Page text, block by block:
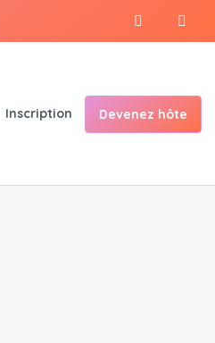
Inscription Devenez hôte